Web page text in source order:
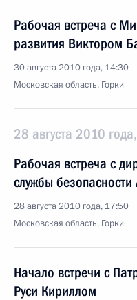
Рабочая встреча с
развития Виктором
30 августа 2010 года, 14:30
Московская область, Горки
28 августа 2010
Рабочая встреча с
службы
28 августа 2010 года, 17:50
Московская область, Горки
Начало встречи с
Руси Кириллом